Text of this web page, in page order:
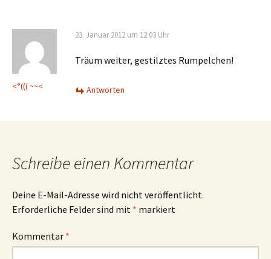
<°((( ~~<
23. Januar 2012 um 12:03 Uhr
Träum weiter, gestilztes Rumpelchen!
Antworten
Schreibe einen Kommentar
Deine E-Mail-Adresse wird nicht veröffentlicht.
Erforderliche Felder sind mit * markiert
Kommentar *